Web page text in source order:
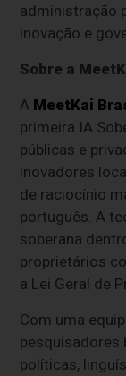
administração
inovação e
Sobre a
A MeetKai
primeira IA
públicas e
inovadores
de raciocínio
português. A
soberana
proprietários
a Lei Geral de
Com uma
pesquisadores
políticas,